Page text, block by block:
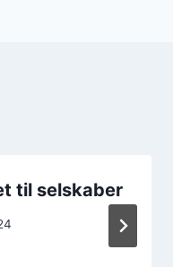
til selskaber